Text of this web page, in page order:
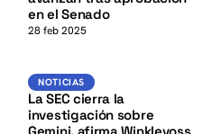
en el Senado
28 feb 2025
Noticias
NOTICIAS
La SEC cierra la
investigación sobre